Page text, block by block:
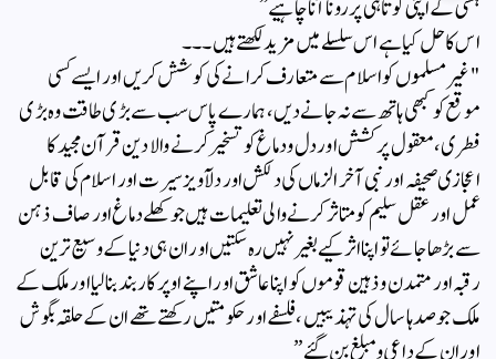
ہنسی کے اپنی کوتاہی پر رونا آنا چاہیے”
اس کا حل کیا ہے اس سلسلے میں مزید لکھتے ہیں۔۔۔
"غیر مسلموں کو اسلام سے متعارف کرانے کی کوشش کریں اور ایسے کسی
موقع کو کبھی ہاتھ سے نہ جانے دیں، ہمارے پاس سب سے بڑی طاقت وہ بڑی
فطری،معقول پرکشش اور دل و دماغ کو تسخیر کرنے والا دین قرآن مجید کا
اعجازی صحیفہ اور نبی آخر الزماں کی دلکش اور دلآویز سیرت اور اسلام کی قابل
عمل اور عقل سلیم کو متاثر کرنے والی تعلیمات ہیں جو کھلے دماغ اور صاف ذہن
سے بڑھا جائے تو اپنا اثر کیے بغیر نہیں رہ سکتیں اور ان ہی دنیا کے وسیع ترین
رقبہ اور متمدن و ذہین قوموں کو اپنا عاشق اور اپنے اوپر کار بند بنالیا اور ملک کے
ملک جو صدہا سال کی تہذیبیں ،فلسفے اور حکومتیں رکھتے تھے ان کے حلقہ بگوش